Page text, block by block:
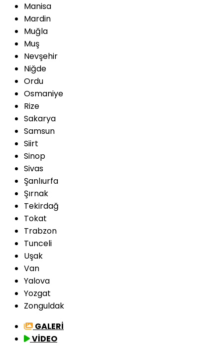
Manisa
Mardin
Muğla
Muş
Nevşehir
Niğde
Ordu
Osmaniye
Rize
Sakarya
Samsun
Siirt
Sinop
Sivas
Şanlıurfa
Şırnak
Tekirdağ
Tokat
Trabzon
Tunceli
Uşak
Van
Yalova
Yozgat
Zonguldak
GALERİ
VİDEO